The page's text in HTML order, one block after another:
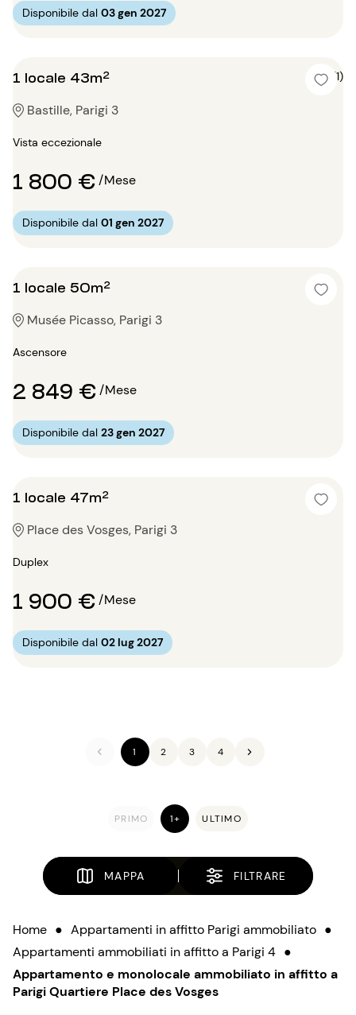
Disponibile dal 03 gen 2027
1 locale 43m² 5 (1)
Bastille, Parigi 3
Vista eccezionale
1 800 €/Mese
Disponibile dal 01 gen 2027
1 locale 50m²
Musée Picasso, Parigi 3
Ascensore
2 849 €/Mese
Disponibile dal 23 gen 2027
1 locale 47m²
Place des Vosges, Parigi 3
Duplex
1 900 €/Mese
Disponibile dal 02 lug 2027
1 2 3 4
PRIMO 1+ ULTIMO
MAPPA FILTRARE
Home ● Appartamenti in affitto Parigi ammobiliato ●
Appartamenti ammobiliati in affitto a Parigi 4 ●
Appartamento e monolocale ammobiliato in affitto a
Parigi Quartiere Place des Vosges